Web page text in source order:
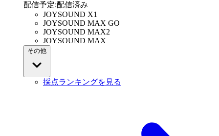
配信予定:配信済み
JOYSOUND X1
JOYSOUND MAX GO
JOYSOUND MAX2
JOYSOUND MAX
その他
採点ランキングを見る